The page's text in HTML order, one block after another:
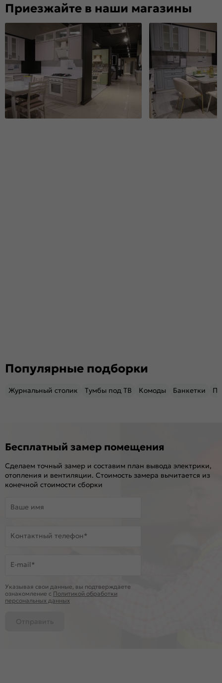
Приезжайте в наши магазины
Популярные подборки
Журнальный столик Тумбы под ТВ Комоды Банкетки
Бесплатный замер помещения
Сделаем точный замер и составим план вывода электрики,
отопления и вентиляции. Стоимость замера вычитается из
конечной стоимости сборки
Ваше имя
Контактный телефон*
E-mail*
Указывая свои данные, вы подтверждаете
ознакомление c Политикой обработки
персональных данных
Отправить